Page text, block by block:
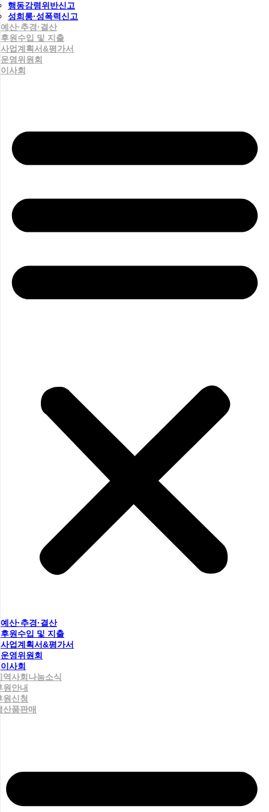
행동강령위반신고
성희롱·성폭력신고
예산·추경·결산
후원수입 및 지출
사업계획서&평가서
운영위원회
이사회
예산·추경·결산
후원수입 및 지출
사업계획서&평가서
운영위원회
이사회
역사회나눔소식
원안내
원신청
산품판매